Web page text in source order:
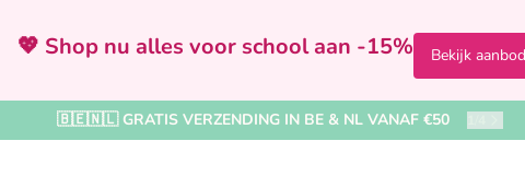
💖 Shop nu alles voor school aan -15% Bekijk aanbod
🇧🇪🇳🇱 GRATIS VERZENDING IN BE & NL VANAF €50 2/4